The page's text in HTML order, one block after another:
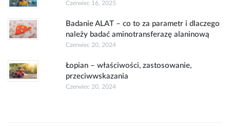
Czerwiec 16, 2025
Badanie ALAT – co to za parametr i dlaczego
należy badać aminotransferazę alaninową
Czerwiec 20, 2024
Łopian – właściwości, zastosowanie,
przeciwwskazania
Czerwiec 20, 2024